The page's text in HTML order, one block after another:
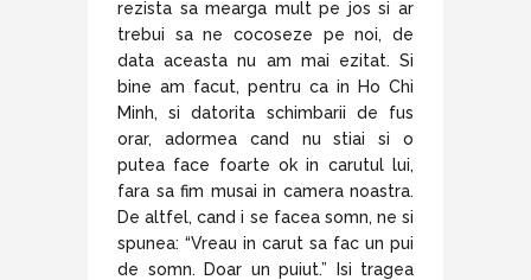
rezista sa mearga mult pe jos si ar
trebui sa ne cocoseze pe noi, de
data aceasta nu am mai ezitat. Si
bine am facut, pentru ca in Ho Chi
Minh, si datorita schimbarii de fus
orar, adormea cand nu stiai si o
putea face foarte ok in carutul lui,
fara sa fim musai in camera noastra.
De altfel, cand i se facea somn, ne si
spunea: “Vreau in carut sa fac un pui
de somn. Doar un puiut.” Isi tragea